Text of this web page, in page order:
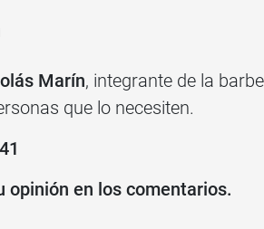
Marín, integrante de la
que lo necesiten.
en los comentarios.